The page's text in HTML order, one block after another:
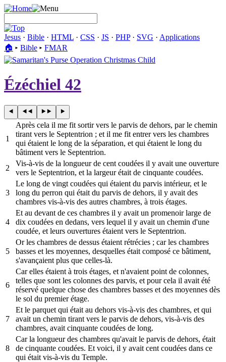
Jesus · Bible · HTML · CSS · JS · PHP· SVG · Applications
🏠︎ ▸ Bible ▸ FMAR
Ézéchiel 42
1
Après cela il me fit sortir vers le parvis de dehors, par le chemin
tirant vers le Septentrion ; et il me fit entrer vers les chambres
qui étaient le long de la séparation, et qui étaient le long du
bâtiment vers le Septentrion.
2
Vis-à-vis de la longueur de cent coudées il y avait une ouverture
vers le Septentrion, et la largeur était de cinquante coudées.
3
Le long de vingt coudées qui étaient du parvis intérieur, et le
long du perron qui était du parvis de dehors, il y avait des
chambres vis-à-vis des autres chambres, à trois étages.
4
Et au devant de ces chambres il y avait un promenoir large de
dix coudées en dedans, vers lequel il y avait un chemin d'une
coudée, et leurs ouvertures étaient vers le Septentrion.
5
Or les chambres de dessus étaient rétrécies ; car les chambres
basses et les moyennes, desquelles était composé ce bâtiment,
s'avançaient plus que celles-là.
6
Car elles étaient à trois étages, et n'avaient point de colonnes,
telles que sont les colonnes des parvis, et pour cela il avait été
réservé quelque chose des chambres basses et des moyennes dès
le sol du premier étage.
7
Et le parquet qui était au dehors vis-à-vis des chambres, et qui
avait un chemin tirant vers le parvis de dehors, vis-à-vis des
chambres, avait cinquante coudées de long.
8
Car la longueur des chambres qu'avait le parvis de dehors, était
de cinquante coudées. Et voici, il y avait cent coudées dans ce
qui était vis-à-vis du Temple.